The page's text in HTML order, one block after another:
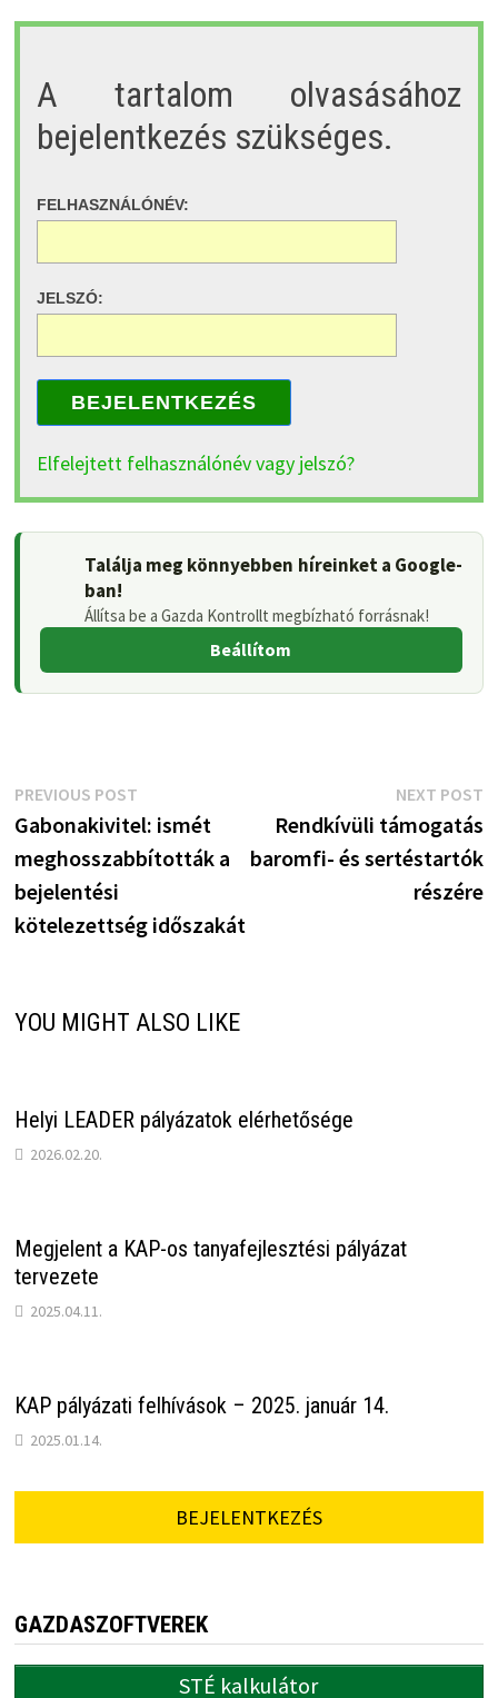
A tartalom olvasásához
bejelentkezés szükséges.
FELHASZNÁLÓNÉV:
JELSZÓ:
BEJELENTKEZÉS
Elfelejtett felhasználónév vagy jelszó?
Találja meg könnyebben híreinket a Google-
ban!
Állítsa be a Gazda Kontrollt megbízható forrásnak!
Beállítom
Bejegyzés
navigáció
PREVIOUS POSTPrevious
post:
Gabonakivitel: ismét
meghosszabbították a
bejelentési
kötelezettség időszakát
NEXT POST
Rendkívüli támogatás
baromfi- és sertéstartók
részére
YOU MIGHT ALSO LIKE
Helyi LEADER pályázatok elérhetősége
2026.02.20.
Megjelent a KAP-os tanyafejlesztési pályázat
tervezete
2025.04.11.
KAP pályázati felhívások – 2025. január 14.
2025.01.14.
BEJELENTKEZÉS
GAZDASZOFTVEREK
STÉ kalkulátor